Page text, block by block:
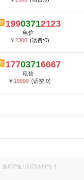
19903712123
电信
￥2300 (话费:0)
17703716667
电信
￥ 19999 (话费:0)
豫ICP备19026889号-1